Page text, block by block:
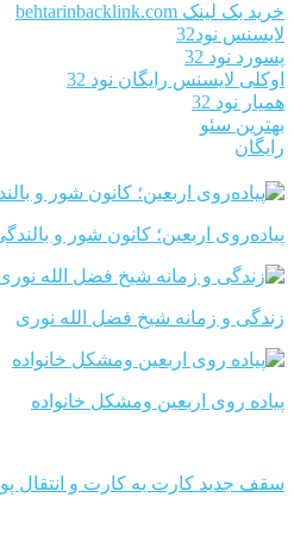
خرید بک لینک behtarinbacklink.com
لایسنس نود32
پسورد نود 32
اوکلی لایسنس رایگان نود 32
همیار نود 32
بهترین سئو
رایگان
پیاده‌روی اربعین؛ کانون شور و
زندگی و زمانه شیخ فضل الله نوری
پیاده روی اربعین ومشکل خانواده
سقف جدید کارت به کارت و انتقال